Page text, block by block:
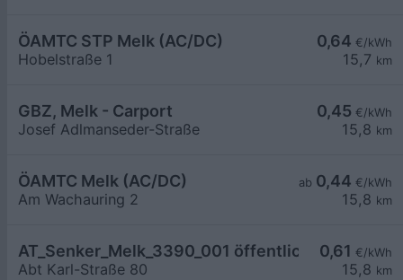
0,64 €/kWh
15,7 km
ÖAMTC STP Melk (AC/DC)
Hobelstraße 1
0,45 €/kWh
15,8 km
GBZ, Melk - Carport
Josef Adlmanseder-Straße
ab 0,44 €/kWh
15,8 km
ÖAMTC Melk (AC/DC)
Am Wachauring 2
0,61 €/kWh
15,8 km
AT_Senker_Melk_3390_001 öffentlich
Abt Karl-Straße 80